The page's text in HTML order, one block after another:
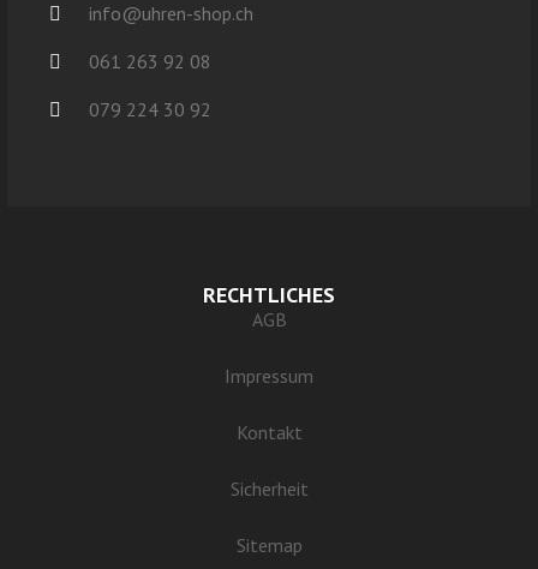
info@uhren-shop.ch
061 263 92 08
079 224 30 92
RECHTLICHES
AGB
Impressum
Kontakt
Sicherheit
Sitemap